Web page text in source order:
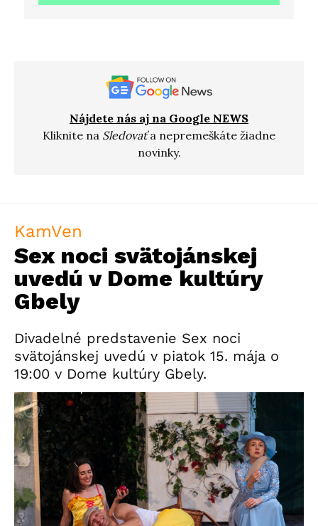
Nájdete nás aj na Google NEWS
Kliknite na Sledovaťa nepremeškáte žiadne
novinky.
KamVen
Sex noci svätojánskej
uvedú v Dome kultúry
Gbely
Divadelné predstavenie Sex noci
svätojánskej uvedú v piatok 15. mája o
19:00 v Dome kultúry Gbely.